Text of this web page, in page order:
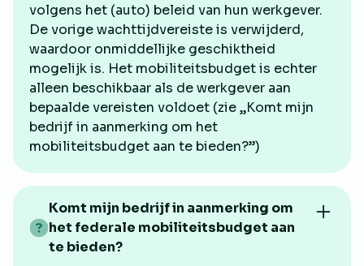
volgens het (auto) beleid van hun werkgever.
De vorige wachttijdvereiste is verwijderd,
waardoor onmiddellijke geschiktheid
mogelijk is. Het mobiliteitsbudget is echter
alleen beschikbaar als de werkgever aan
bepaalde vereisten voldoet (zie „Komt mijn
bedrijf in aanmerking om het
mobiliteitsbudget aan te bieden?”)
Komt mijn bedrijf in aanmerking om
het federale mobiliteitsbudget aan
te bieden?